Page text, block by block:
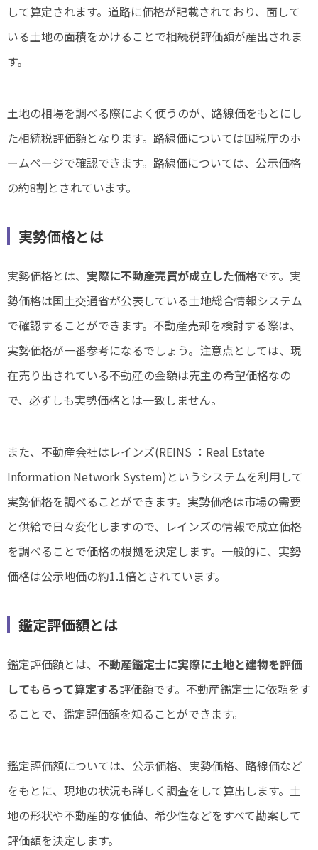
して算定されます。道路に価格が記載されており、面して
いる土地の面積をかけることで相続税評価額が産出されま
す。
土地の相場を調べる際によく使うのが、路線価をもとにし
た相続税評価額となります。路線価については国税庁のホ
ームページで確認できます。路線価については、公示価格
の約8割とされています。
実勢価格とは
実勢価格とは、 実際に不動産売買が成立した価格です。実
勢価格は国土交通省が公表している土地総合情報システム
で確認することができます。不動産売却を検討する際は、
実勢価格が一番参考になるでしょう。注意点としては、現
在売り出されている不動産の金額は売主の希望価格なの
で、必ずしも実勢価格とは一致しません。
また、不動産会社はレインズ(REINS ：Real Estate
Information Network System)というシステムを利用して
実勢価格を調べることができます。実勢価格は市場の需要
と供給で日々変化しますので、レインズの情報で成立価格
を調べることで価格の根拠を決定します。一般的に、実勢
価格は公示地価の約1.1倍とされています。
鑑定評価額とは
鑑定評価額とは、 不動産鑑定士に実際に土地と建物を評価
してもらって算定する評価額です。不動産鑑定士に依頼をす
ることで、鑑定評価額を知ることができます。
鑑定評価額については、公示価格、実勢価格、路線価など
をもとに、現地の状況も詳しく調査をして算出します。土
地の形状や不動産的な価値、希少性などをすべて勘案して
評価額を決定します。